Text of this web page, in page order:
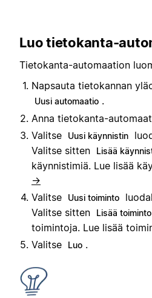
Luo tietokanta-
Tietokanta-automaation
Napsauta tietokannan
Uusi automaatio .
Anna tietokanta-
Valitse
Uusi käynnistin
Valitse sitten
Lisää
käynnistimiä. Lue lisää
→
Valitse
Uusi toiminto
Valitse sitten
Lisää toiminto
toimintoja. Lue lisää
Valitse
Luo .